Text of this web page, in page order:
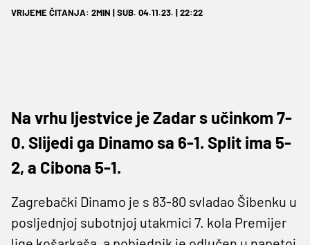
VRIJEME ČITANJA: 2MIN | SUB. 04.11.23. | 22:22
Na vrhu ljestvice je Zadar s učinkom 7-
0. Slijedi ga Dinamo sa 6-1. Split ima 5-
2, a Cibona 5-1.
Zagrebački Dinamo je s 83-80 svladao Šibenku u
posljednjoj subotnjoj utakmici 7. kola Premijer